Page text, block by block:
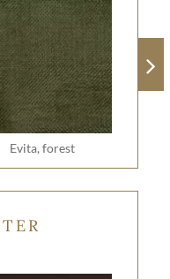
Evita, forest